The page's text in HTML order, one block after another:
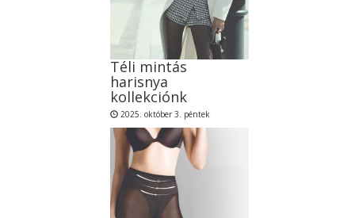
Téli mintás
harisnya
kollekciónk
2025. október 3. péntek